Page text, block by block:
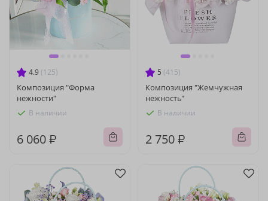
4.9 (125)
Композиция "Форма
нежности"
В наличии
6 060 ₽
5 (415)
Композиция "Жемчужная
нежность"
В наличии
2 750 ₽